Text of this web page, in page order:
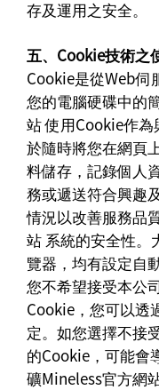
存及運用之安全。
五、Cookie技術之
Cookie是從Web伺
您的電腦硬碟中的
站 使用Cookie作
於隨時將您在網頁
料儲存，記錄個人
務或遞送符合興趣
情況以改善服務品
站 系統的安全性。
覽器，均有設定自
您不希望接受本公
Cookie，您可以透
定。如您選擇不接
的Cookie，可能會
礦Mineless官方網